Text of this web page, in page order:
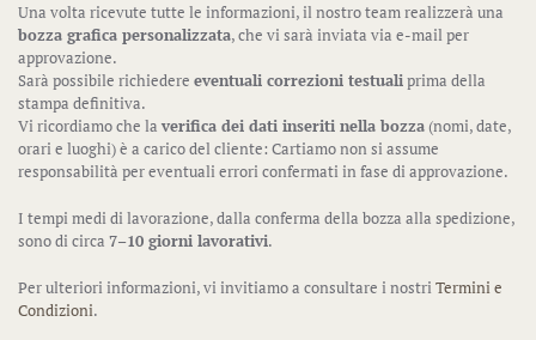
Una volta ricevute tutte le informazioni, il nostro team realizzerà una
bozza grafica personalizzata, che vi sarà inviata via e-mail per
approvazione.
Sarà possibile richiedere eventuali correzioni testualiprima della
stampa definitiva.
Vi ricordiamo che la verifica dei dati inseriti nella bozza(nomi, date,
orari e luoghi) è a carico del cliente: Cartiamo non si assume
responsabilità per eventuali errori confermati in fase di approvazione.
I tempi medi di lavorazione, dalla conferma della bozza alla spedizione,
sono di circa 7–10 giorni lavorativi.
Per ulteriori informazioni, vi invitiamo a consultare i nostriTermini e
Condizioni.